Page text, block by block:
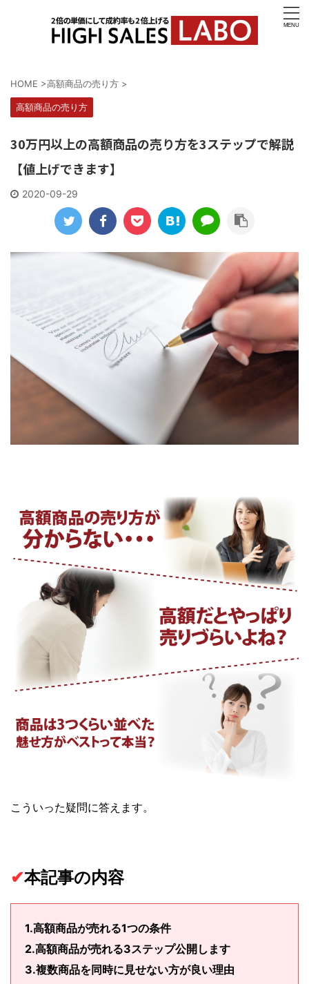
HOME >高額商品の売り方 >
高額商品の売り方
30万円以上の高額商品の売り方を3ステップで解説
【値上げできます】
2020-09-29
こういった疑問に答えます。
✔︎本記事の内容
1.高額商品が売れる1つの条件
2.高額商品が売れる3ステップ公開します
3.複数商品を同時に見せない方が良い理由